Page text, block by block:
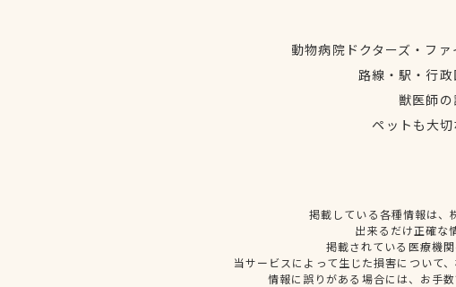
動物病院ドクターズ・フ
路線・駅・行
獣医師
ペットも大
掲載している各種情報は、
出来るだけ正確な
掲載されている医療機
当サービスによって生じた損害について
情報に誤りがある場合には、お手